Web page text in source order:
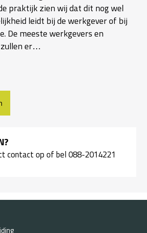
contactop of bel 088-2014221
praktijk zien wij dat dit nog wel
leidt bij de werkgever of bij
De meeste werkgevers en
zullen er…